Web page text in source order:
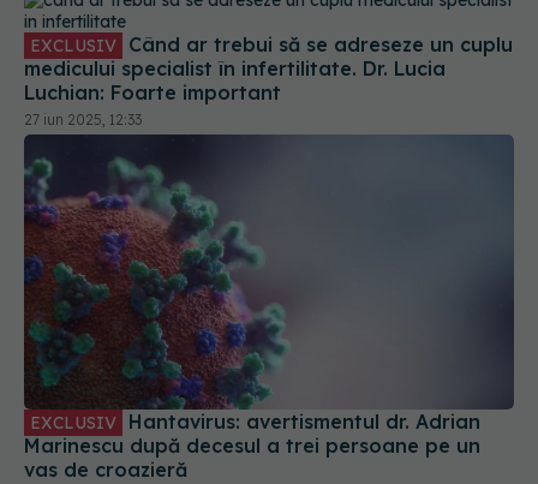
EXCLUSIV
medicului specialist în infertilitate. Dr. Lucia
Luchian: Foarte important
27 iun 2025, 12:33
EXCLUSIV
Marinescu după decesul a trei persoane pe un
vas de croazieră